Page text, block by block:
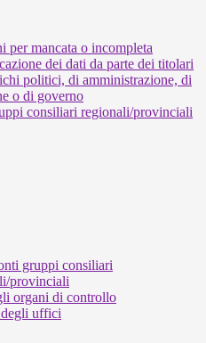
per mancata o incompleta
dei dati da parte dei titolari
politici, di amministrazione, di
o di governo
consiliari regionali/provinciali
gruppi consiliari
provinciali
organi di controllo
uffici